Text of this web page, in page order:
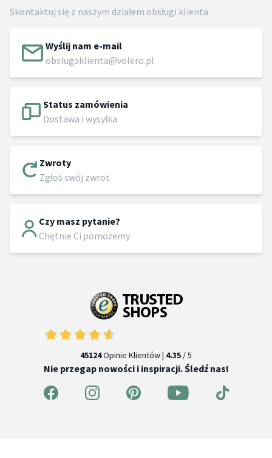
Skontaktuj się z naszym działem obsługi klienta
Wyślij nam e-mail
obslugaklienta@volero.pl
Status zamówienia
Dostawa i wysyłka
Zwroty
Zgłoś swój zwrot
Czy masz pytanie?
Chętnie Ci pomożemy
45124Opinie Klientów | 4.35 / 5
Nie przegap nowości i inspiracji. Śledź nas!